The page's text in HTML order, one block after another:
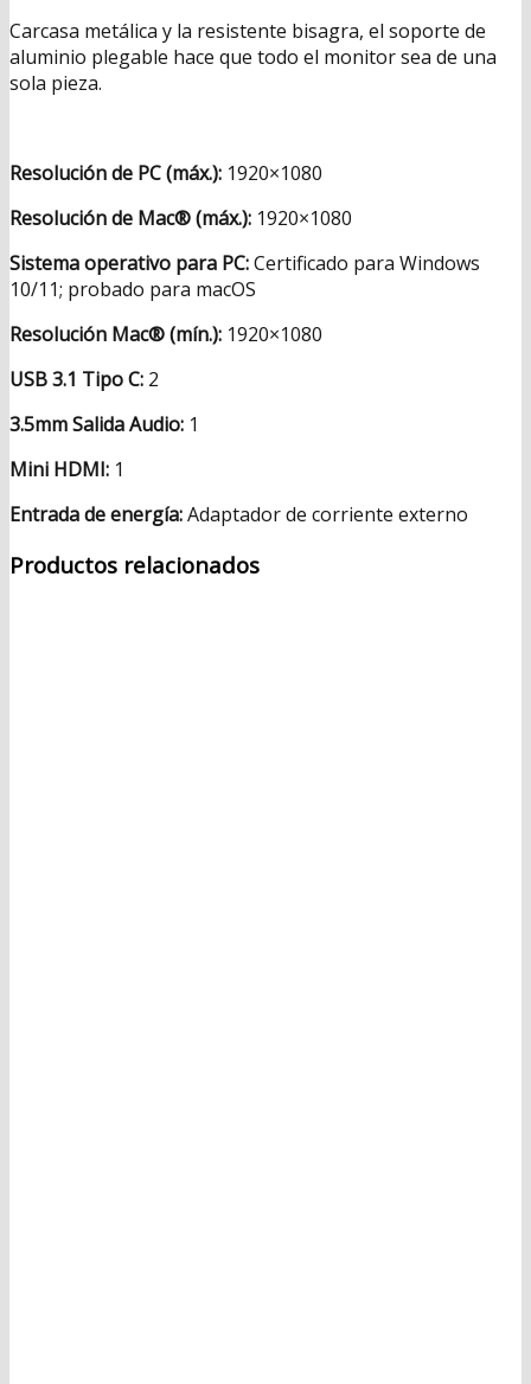
Carcasa metálica y la resistente bisagra, el soporte de
aluminio plegable hace que todo el monitor sea de una
sola pieza.
Resolución de PC (máx.): 1920×1080
Resolución de Mac® (máx.): 1920×1080
Sistema operativo para PC:Certificado para Windows
10/11; probado para macOS
Resolución Mac® (mín.): 1920×1080
USB 3.1 Tipo C: 2
3.5mm Salida Audio: 1
Mini HDMI: 1
Entrada de energía:Adaptador de corriente externo
Productos relacionados